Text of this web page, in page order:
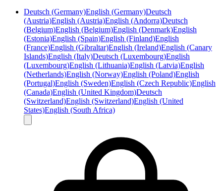
Deutsch (Germany)English (Germany)Deutsch
(Austria)English (Austria)English (Andorra)Deutsch
(Belgium)English (Belgium)English (Denmark)English
(Estonia)English (Spain)English (Finland)English
(France)English (Gibraltar)English (Ireland)English (Canary
Islands)English (Italy)Deutsch (Luxembourg)English
(Luxembourg)English (Lithuania)English (Latvia)English
(Netherlands)English (Norway)English (Poland)English
(Portugal)English (Sweden)English (Czech Republic)English
(Canada)English (United Kingdom)Deutsch
(Switzerland)English (Switzerland)English (United
States)English (South Africa)